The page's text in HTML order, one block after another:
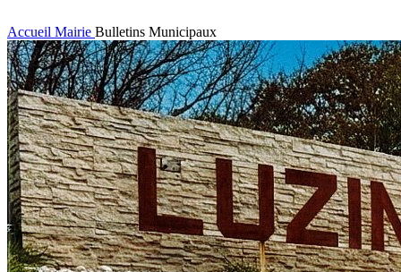
Accueil Mairie Bulletins Municipaux